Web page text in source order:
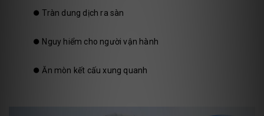
⏺️Tràn dung dịch ra sàn
⏺️ Nguy hiểm cho người vận hành
⏺️Ăn mòn kết cấu xung quanh